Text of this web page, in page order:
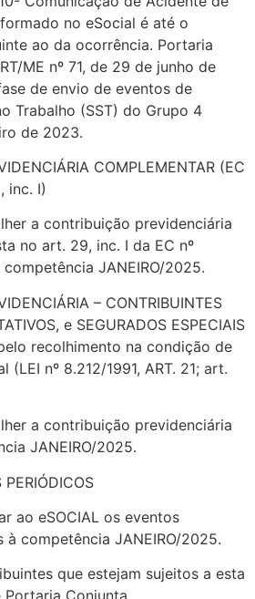
no eSocial é até o
ao da ocorrência. Portaria
ME nº 71, de 29 de junho de
de envio de eventos de
Trabalho (SST) do Grupo 4
de 2023.
COMPLEMENTAR (EC
inc. I)
a contribuição previdenciária
no art. 29, inc. I da EC nº
JANEIRO/2025.
– CONTRIBUINTES
e SEGURADOS ESPECIAIS
recolhimento na condição de
nº 8.212/1991, ART. 21; art.
a contribuição previdenciária
JANEIRO/2025.
ao eSOCIAL os eventos
competência JANEIRO/2025.
que estejam sujeitos a esta